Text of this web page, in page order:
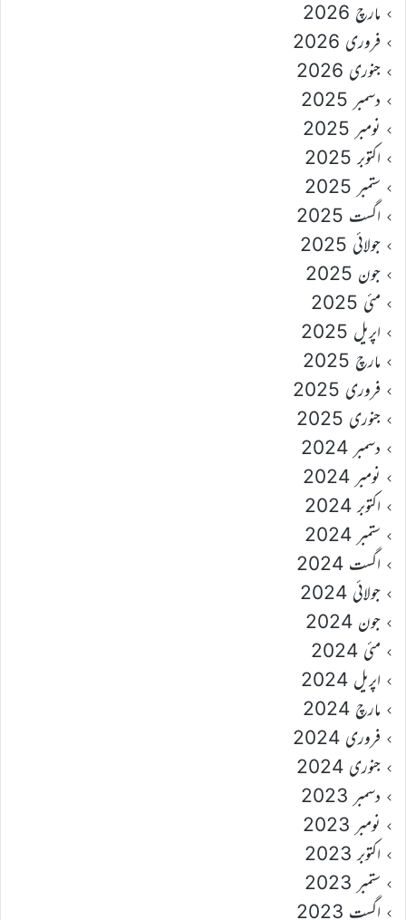
مارچ 2026
فروری 2026
جنوری 2026
دسمبر 2025
نومبر 2025
اکتوبر 2025
ستمبر 2025
اگست 2025
جولائی 2025
جون 2025
مئی 2025
اپریل 2025
مارچ 2025
فروری 2025
جنوری 2025
دسمبر 2024
نومبر 2024
اکتوبر 2024
ستمبر 2024
اگست 2024
جولائی 2024
جون 2024
مئی 2024
اپریل 2024
مارچ 2024
فروری 2024
جنوری 2024
دسمبر 2023
نومبر 2023
اکتوبر 2023
ستمبر 2023
اگست 2023